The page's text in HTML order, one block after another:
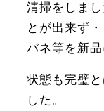
清掃をしま
とが出来ず
バネ等を新
状態も完璧
した。